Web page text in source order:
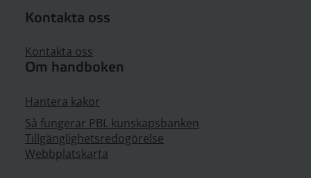
Kontakta oss
Kontakta oss
Om handboken
Hantera kakor
Så fungerar PBL kunskapsbanken
Tillgänglighetsredogörelse
Webbplatskarta